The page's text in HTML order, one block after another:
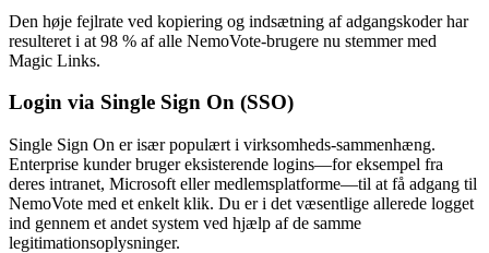
Den høje fejlrate ved kopiering og indsætning af adgangskoder har
resulteret i at 98 % af alle NemoVote-brugere nu stemmer med
Magic Links.
Login via Single Sign On (SSO)
Single Sign On er især populært i virksomheds-sammenhæng.
Enterprise kunder bruger eksisterende logins—for eksempel fra
deres intranet, Microsoft eller medlemsplatforme—til at få adgang til
NemoVote med et enkelt klik. Du er i det væsentlige allerede logget
ind gennem et andet system ved hjælp af de samme
legitimationsoplysninger.